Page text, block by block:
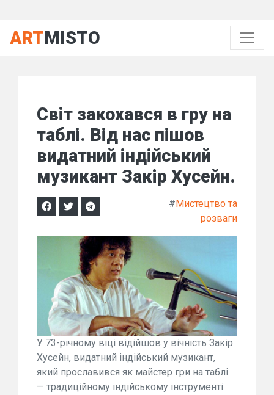
ARTMISTO
Світ закохався в гру на
таблі. Від нас пішов
видатний індійський
музикант Закір Хусейн.
#Мистецтво та
розваги
У 73-річному віці відійшов у вічність Закір
Хусейн, видатний індійський музикант,
який прославився як майстер гри на таблі
— традиційному індійському інструменті.